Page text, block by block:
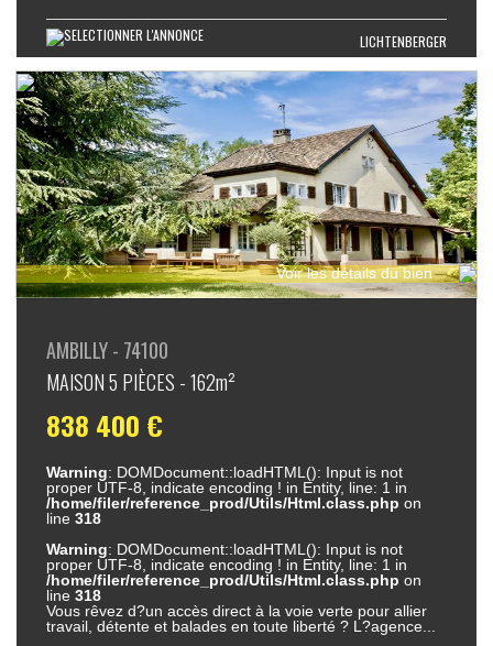
LICHTENBERGER
Voir les détails du bien
AMBILLY - 74100
MAISON 5 PIÈCES - 162m²
838 400 €
Warning: DOMDocument::loadHTML(): Input is not
proper UTF-8, indicate encoding ! in Entity, line: 1 in
/home/filer/reference_prod/Utils/Html.class.php on
line318
Warning: DOMDocument::loadHTML(): Input is not
proper UTF-8, indicate encoding ! in Entity, line: 1 in
/home/filer/reference_prod/Utils/Html.class.php on
line318
Vous rêvez d?un accès direct à la voie verte pour allier
travail, détente et balades en toute liberté ? L?agence...